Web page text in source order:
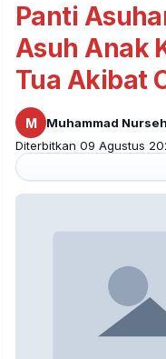
Panti
Asuh Anak
Tua Akibat
M
Muhammad
Diterbitkan 09 Agustus